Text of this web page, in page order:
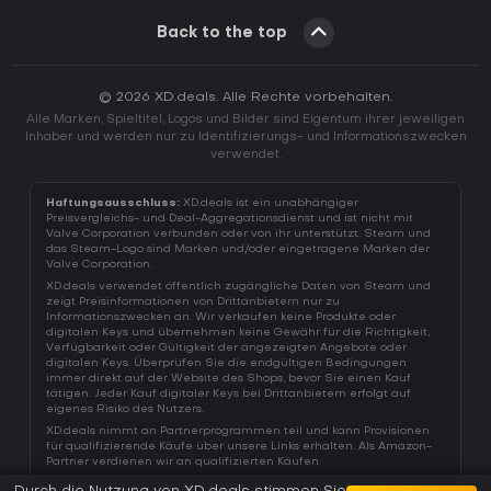
Back to the top
© 2026 XD.deals. Alle Rechte vorbehalten.
Alle Marken, Spieltitel, Logos und Bilder sind Eigentum ihrer jeweiligen
Inhaber und werden nur zu Identifizierungs- und Informationszwecken
verwendet.
Haftungsausschluss: XD.deals ist ein unabhängiger
Preisvergleichs- und Deal-Aggregationsdienst und ist nicht mit
Valve Corporation verbunden oder von ihr unterstützt. Steam und
das Steam-Logo sind Marken und/oder eingetragene Marken der
Valve Corporation.
XD.deals verwendet öffentlich zugängliche Daten von Steam und
zeigt Preisinformationen von Drittanbietern nur zu
Informationszwecken an. Wir verkaufen keine Produkte oder
digitalen Keys und übernehmen keine Gewähr für die Richtigkeit,
Verfügbarkeit oder Gültigkeit der angezeigten Angebote oder
digitalen Keys. Überprüfen Sie die endgültigen Bedingungen
immer direkt auf der Website des Shops, bevor Sie einen Kauf
tätigen. Jeder Kauf digitaler Keys bei Drittanbietern erfolgt auf
eigenes Risiko des Nutzers.
XD.deals nimmt an Partnerprogrammen teil und kann Provisionen
für qualifizierende Käufe über unsere Links erhalten. Als Amazon-
Partner verdienen wir an qualifizierten Käufen.